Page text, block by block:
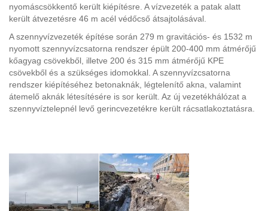
nyomáscsökkentő került kiépítésre. A vízvezeték a patak alatt
került átvezetésre 46 m acél védőcső átsajtolásával.
A szennyvízvezeték építése során 279 m gravitációs- és 1532 m
nyomott szennyvízcsatorna rendszer épült 200-400 mm átmérőjű
kőagyag csövekből, illetve 200 és 315 mm átmérőjű KPE
csövekből és a szükséges idomokkal. A szennyvízcsatorna
rendszer kiépítéséhez betonaknák, légtelenítő akna, valamint
átemelő aknák létesítésére is sor került. Az új vezetékhálózat a
szennyvíztelepnél levő gerincvezetékre került rácsatlakoztatásra.